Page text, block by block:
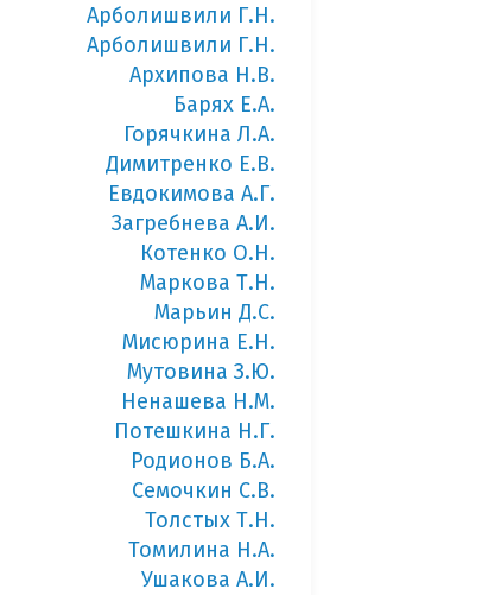
Арболишвили Г.Н.
Арболишвили Г.Н.
Архипова Н.В.
Барях Е.А.
Горячкина Л.А.
Димитренко Е.В.
Евдокимова А.Г.
Загребнева А.И.
Котенко О.Н.
Маркова Т.Н.
Марьин Д.С.
Мисюрина Е.Н.
Мутовина З.Ю.
Ненашева Н.М.
Потешкина Н.Г.
Родионов Б.А.
Семочкин С.В.
Толстых Т.Н.
Томилина Н.А.
Ушакова А.И.